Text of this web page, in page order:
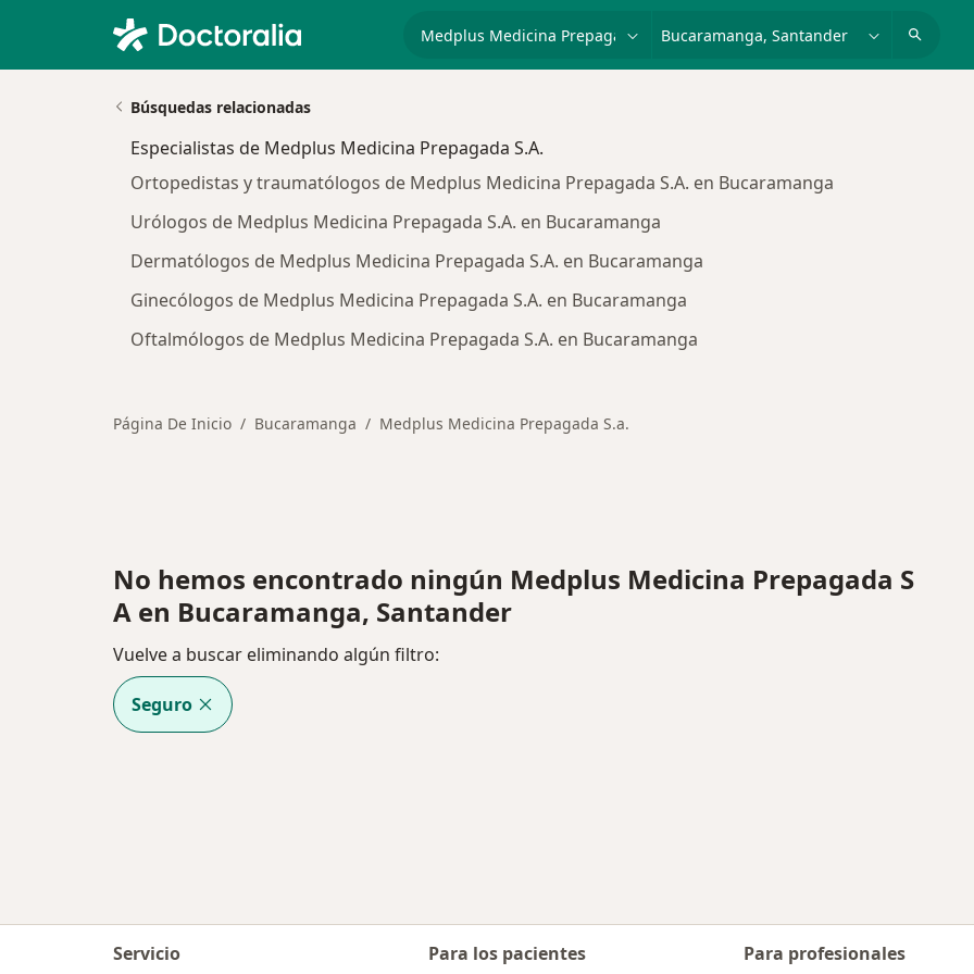
Búsquedas relacionadas
Especialistas de Medplus Medicina Prepagada S.A.
Ortopedistas y traumatólogos de Medplus Medicina Prepagada S.A. en Bucaramanga
Urólogos de Medplus Medicina Prepagada S.A. en Bucaramanga
Dermatólogos de Medplus Medicina Prepagada S.A. en Bucaramanga
Ginecólogos de Medplus Medicina Prepagada S.A. en Bucaramanga
Oftalmólogos de Medplus Medicina Prepagada S.A. en Bucaramanga
Página De Inicio Bucaramanga Medplus Medicina Prepagada S.a.
No hemos encontrado ningún Medplus Medicina Prepagada S
A en Bucaramanga, Santander
Vuelve a buscar eliminando algún filtro:
Seguro
Servicio Para los pacientes Para profesionales